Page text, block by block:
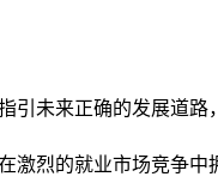
引未来正确的发展道
烈的就业市场竞争